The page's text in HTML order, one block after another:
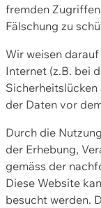
fremden
Fälschung zu
Wir weisen
Internet (z.B. bei
Sicherheitslücken
der Daten vor
Durch die
der Erhebung,
gemäss der
Diese Website
besucht werden.